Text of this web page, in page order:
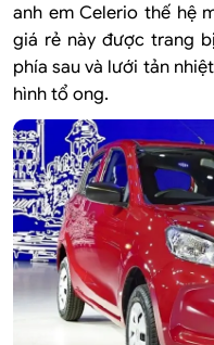
anh em Celerio thế hệ
giá rẻ này được trang
phía sau và lưới tản
hình tổ ong.